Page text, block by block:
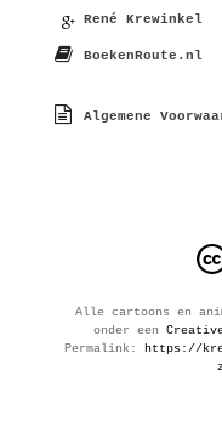
René Krewinkel
BoekenRoute.nl
Algemene
Alle cartoons en
onder een
Permalink: https://